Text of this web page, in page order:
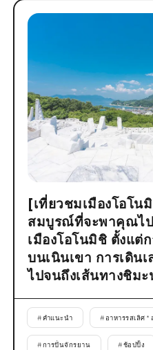
[เที่ยวชมเมืองโอโ
สมบูรณ์ที่จะพาคุณไ
เมืองโอโนมิชิ ตั้งแต่
บนเนินเขา การเดิน
ไปจนถึงเส้นทางชิม
#คำแนะนำ # อาหารรสเลิศ *
#การปั่นจักรยาน #ช้อปปิ้ง